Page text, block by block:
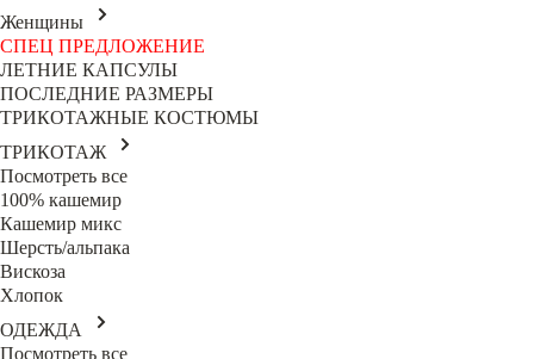
Женщины
СПЕЦ ПРЕДЛОЖЕНИЕ
ЛЕТНИЕ КАПСУЛЫ
ПОСЛЕДНИЕ РАЗМЕРЫ
ТРИКОТАЖНЫЕ КОСТЮМЫ
ТРИКОТАЖ
Посмотреть все
100% кашемир
Кашемир микс
Шерсть/альпака
Вискоза
Хлопок
ОДЕЖДА
Посмотреть все